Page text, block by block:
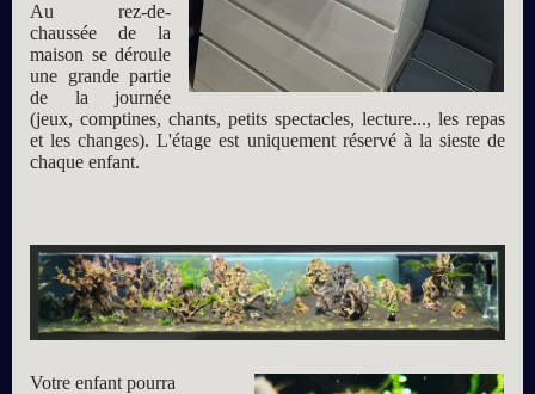
Au rez-de-
chaussée de la
maison se déroule
une grande partie
de la journée
(jeux, comptines, chants, petits spectacles, lecture..., les repas
et les changes). L'étage est uniquement réservé à la sieste de
chaque enfant.
Votre enfant pourra